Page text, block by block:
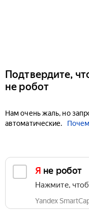
Подтвердите,
не робот
Нам очень жаль, но
автоматические.
Я не робот
Нажмите,
Yandex